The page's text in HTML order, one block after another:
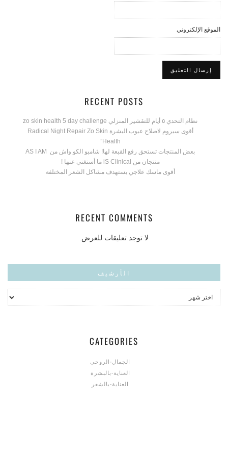
الموقع الإلكتروني
RECENT POSTS
نظام التحدي ٥ أيام للتقشير المنزلي zo skin health 5 day challenge
أقوى سيروم لاصلاح عيوب البشرة Radical Night Repair Zo Skin
Health”
بعض المنتجات تستحق رفع القبعة لها! شامبو الكو واش من AS I AM
منتجان من iS Clinical ما أستغني عنها !
أقوى ماسك علاجي يستهدف مشاكل الشعر المختلفة
RECENT COMMENTS
لا توجد تعليقات للعرض.
الأرشيف
CATEGORIES
الجمال-الروحي
العناية-بالبشرة
العناية-بالشعر